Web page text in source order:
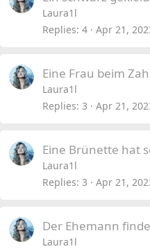
Laura1l
Replies 4 Apr 21,
Eine Frau beim
Laura1l
Replies 3 Apr 21,
Eine Brünette hat
Laura1l
Replies 3 Apr 21,
Der Ehemann
Laura1l